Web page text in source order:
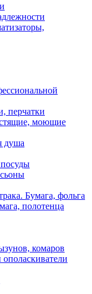
перчатки
моющие
душа
Бумага, фольга
полотенца
комаров